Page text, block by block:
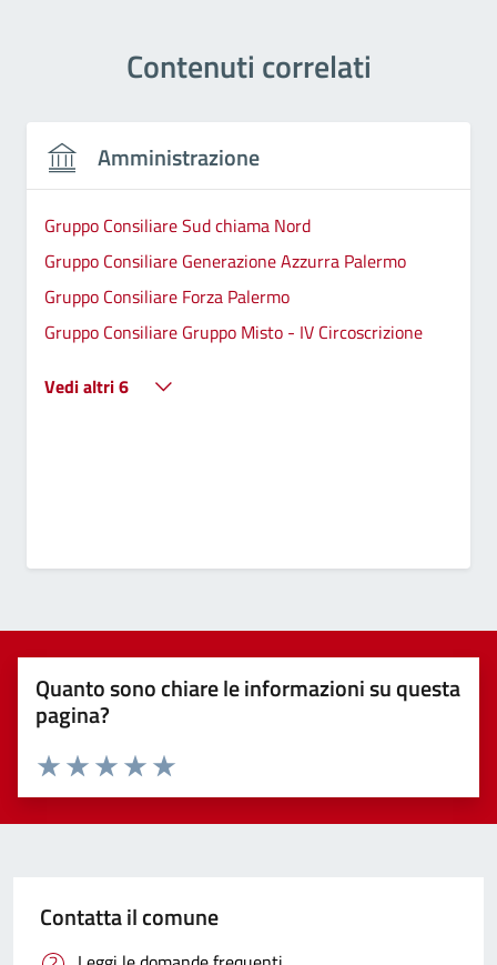
Contenuti correlati
Amministrazione
Gruppo Consiliare Sud chiama Nord
Gruppo Consiliare Generazione Azzurra Palermo
Gruppo Consiliare Forza Palermo
Gruppo Consiliare Gruppo Misto - IV Circoscrizione
Vedi altri 6
Quanto sono chiare le informazioni su questa
pagina?
Valuta 5 stelle su 5
Valuta 4 stelle su 5
Valuta 3 stelle su 5
Valuta 2 stelle su 5
Valuta 1 stelle su 5
Contatta il comune